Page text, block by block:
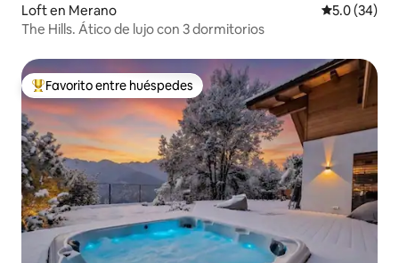
Loft en Merano Calificación
5.0 (34)
The Hills. Ático de lujo con 3 dormitorios
De los mejores en Favorito entre huéspedes
Favorito entre huéspedes